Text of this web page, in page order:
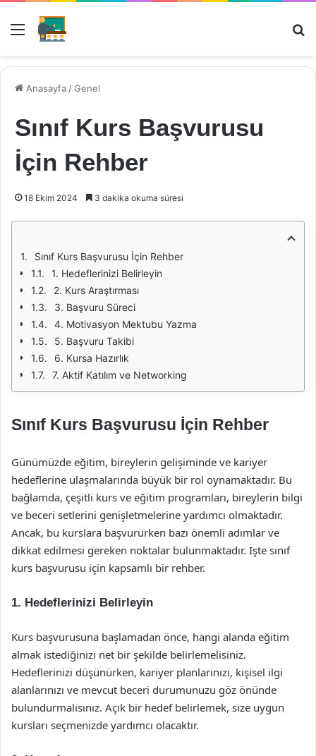
Menü
Anasayfa /Genel
Sınıf Kurs Başvurusu
İçin Rehber
18 Ekim 2024 3 dakika okuma süresi
Sınıf Kurs Başvurusu İçin Rehber
1. Hedeflerinizi Belirleyin
2. Kurs Araştırması
3. Başvuru Süreci
4. Motivasyon Mektubu Yazma
5. Başvuru Takibi
6. Kursa Hazırlık
7. Aktif Katılım ve Networking
Sınıf Kurs Başvurusu İçin Rehber
Günümüzde eğitim, bireylerin gelişiminde ve kariyer
hedeflerine ulaşmalarında büyük bir rol oynamaktadır. Bu
bağlamda, çeşitli kurs ve eğitim programları, bireylerin bilgi
ve beceri setlerini genişletmelerine yardımcı olmaktadır.
Ancak, bu kurslara başvururken bazı önemli adımlar ve
dikkat edilmesi gereken noktalar bulunmaktadır. İşte sınıf
kurs başvurusu için kapsamlı bir rehber.
1. Hedeflerinizi Belirleyin
Kurs başvurusuna başlamadan önce, hangi alanda eğitim
almak istediğinizi net bir şekilde belirlemelisiniz.
Hedeflerinizi düşünürken, kariyer planlarınızı, kişisel ilgi
alanlarınızı ve mevcut beceri durumunuzu göz önünde
bulundurmalısınız. Açık bir hedef belirlemek, size uygun
kursları seçmenizde yardımcı olacaktır.